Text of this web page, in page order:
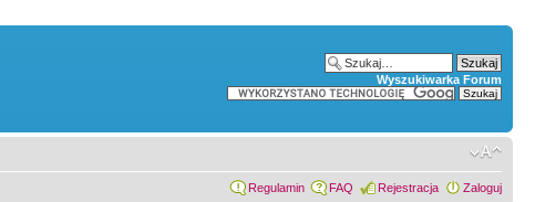
Wyszukiwarka Forum
Regulamin FAQ Rejestracja Zaloguj